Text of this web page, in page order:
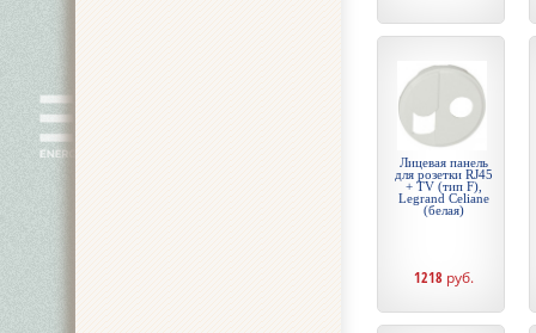
Лицевая панель
для розетки RJ45
+ TV (тип F),
Legrand Celiane
(белая)
1218 руб.